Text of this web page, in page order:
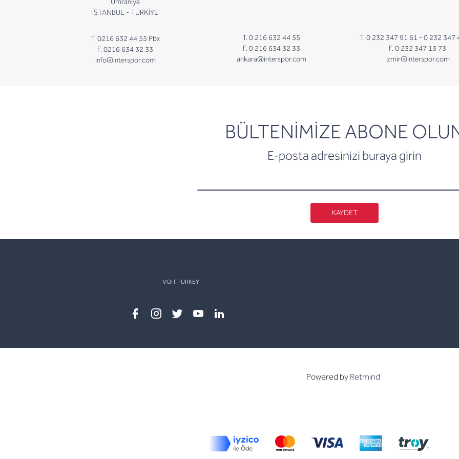
İSTANBUL - TÜRKİYE
T. 0216 632 44 55 Pbx
F. 0216 634 32 33
info@interspor.com
T. 0 216 632 44 55
F. 0 216 634 32 33
ankara@interspor.com
T. 0 232 347 91 61 - 0 232 347
F. 0 232 347 13 73
izmir@interspor.com
BÜLTENİMİZE ABONE
E-posta adresinizi buraya girin
newsletter
KAYDET
VOIT TURKEY
Powered by Retmind